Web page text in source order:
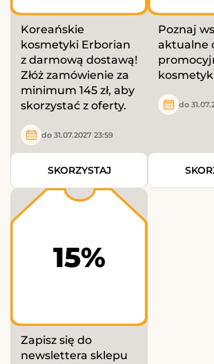
Koreańskie
kosmetyki Erborian
z darmową dostawą!
Złóż zamówienie za
minimum 145 zł, aby
skorzystać z oferty.
do 31.07.2027 23:59
SKORZYSTAJ
Poznaj
aktualne
do
15%
Zapisz się do
newslettera sklepu